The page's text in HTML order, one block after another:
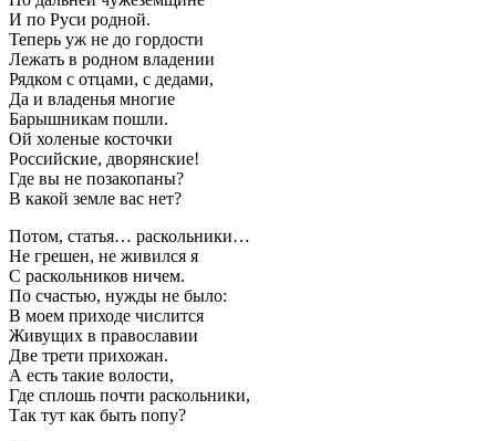
И по Руси родной.
Теперь уж не до гордости
Лежать в родном владении
Рядком с отцами, с дедами,
Да и владенья многие
Барышникам пошли.
Ой холеные косточки
Российские, дворянские!
Где вы не позакопаны?
В какой земле вас нет?
Потом, статья… раскольники…
Не грешен, не живился я
С раскольников ничем.
По счастью, нужды не было:
В моем приходе числится
Живущих в православии
Две трети прихожан.
А есть такие волости,
Где сплошь почти раскольники,
Так тут как быть попу?